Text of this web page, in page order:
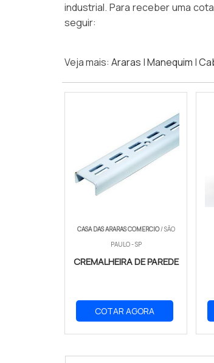
industrial. Para receber uma
seguir:
Veja mais: Araras |Manequim |
CASA DAS ARARAS COMERCIO/ SÃO
PAULO - SP
CREMALHEIRA DE PAREDE
COTAR AGORA